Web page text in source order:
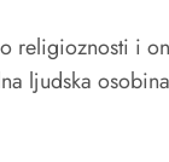
religioznosti i
ljudska